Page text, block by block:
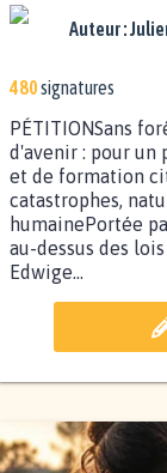
Auteur :
480signatures
PÉTITIONSans
d'avenir : pour un
et de formation
catastrophes,
humainePortée
au-dessus des
Edwige...